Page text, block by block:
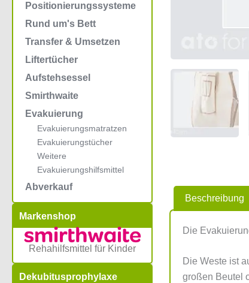
Positionierungssysteme
Rund um's Bett
Transfer & Umsetzen
Liftertücher
Aufstehsessel
Smirthwaite
Evakuierung
Evakuierungsmatratzen
Evakuierungstücher
Weitere
Evakuierungshilfsmittel
Abverkauf
Markenshop
Rehahilfsmittel für Kinder
Dekubitusprophylaxe
Beschreibung
Die
Die Weste ist
großen Beutel